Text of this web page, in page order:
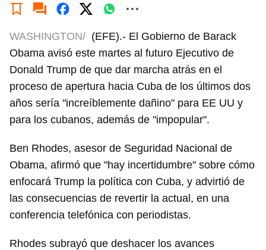
WASHINGTON/ (EFE).- El Gobierno de Barack
Obama avisó este martes al futuro Ejecutivo de
Donald Trump de que dar marcha atrás en el
proceso de apertura hacia Cuba de los últimos dos
años sería "increíblemente dañino" para EE UU y
para los cubanos, además de "impopular".
Ben Rhodes, asesor de Seguridad Nacional de
Obama, afirmó que "hay incertidumbre" sobre cómo
enfocará Trump la política con Cuba, y advirtió de
las consecuencias de revertir la actual, en una
conferencia telefónica con periodistas.
Rhodes subrayó que deshacer los avances